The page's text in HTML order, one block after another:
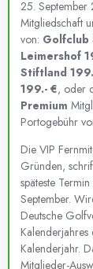
25. September
Mitgliedschaft
von: Golfclub
Leimershof
Stiftland
199.- €, oder
Premium
Portogebühr
Die VIP
Gründen,
späteste
September.
Deutsche
Kalenderjahr.
Mitglieder-